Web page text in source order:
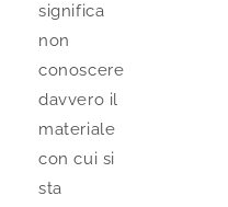
significa
non
conoscere
davvero il
materiale
con cui si
sta